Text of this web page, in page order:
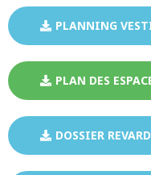
PLANNING
PLAN DES
DOSSIER REVARD